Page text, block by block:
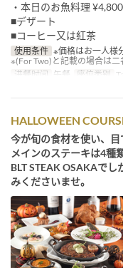
・本日のお魚料理 ¥4,800
■デザート
■コーヒー又は紅茶
使用条件 ※価格はお一人様
※(For Two)と記載の場合は二
进餐时间
午餐 座位类别
HALLOWEEN
今が旬の食材を使い、目
メインのステーキは4種
BLT STEAK OSAKAで
みくださいませ。